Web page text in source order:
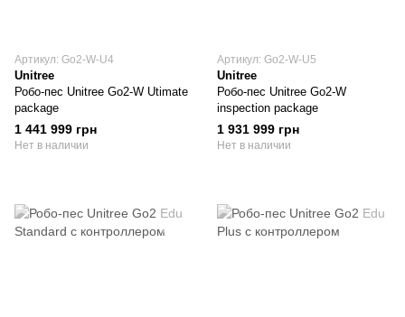
Артикул: Go2-W-U4
Unitree
Робо-пес Unitree Go2-W Utimate
package
1 441 999 грн
Нет в наличии
Артикул: Go2-W-U5
Unitree
Робо-пес Unitree Go2-W
inspection package
1 931 999 грн
Нет в наличии